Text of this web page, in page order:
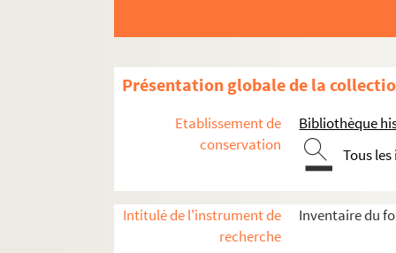
Présentation globale de la
Etablissement de
conservation
Bibliothèque
Tous
Intitulé de l'instrument de
recherche
Inventaire du
8-MS-FS-16-0021. Bouchelier,
4-MS-FS-16-0047. Boucher,
4-MS-FS-16-0050. Bouglé,
4-MS-FS-16-0052. Bourbonnais,